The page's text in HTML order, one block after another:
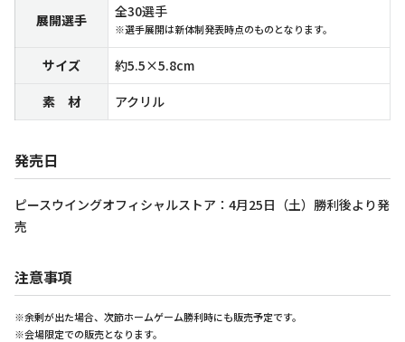
展開選手 全30選手
※選手展開は新体制発表時点のものとなります。
サイズ
約5.5×5.8cm
素 材
アクリル
発売日
ピースウイングオフィシャルストア：4月25日（土）勝利後より発
売
注意事項
※余剰が出た場合、次節ホームゲーム勝利時にも販売予定です。
※会場限定での販売となります。